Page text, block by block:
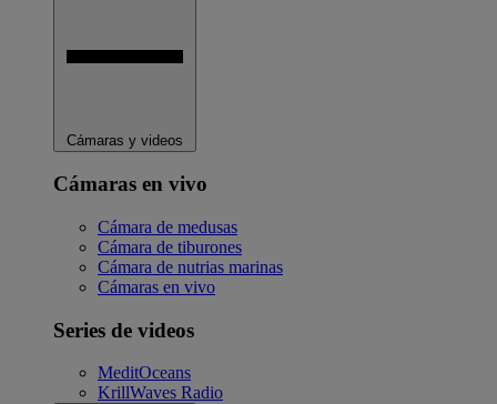
Cámaras y videos
Cámaras en vivo
Cámara de medusas
Cámara de tiburones
Cámara de nutrias marinas
Cámaras en vivo
Series de videos
MeditOceans
KrillWaves Radio